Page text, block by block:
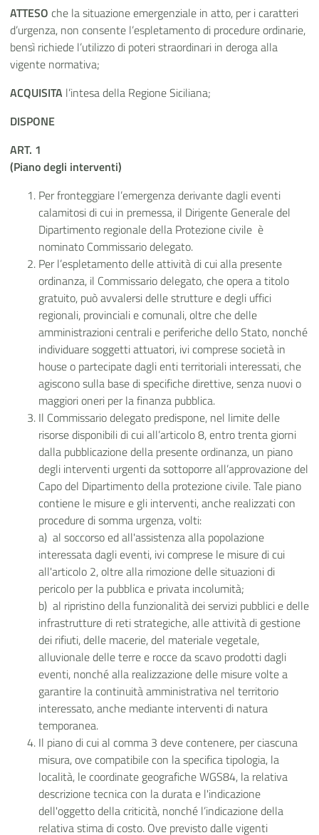
ATTESO che la situazione emergenziale in atto, per i caratteri
d’urgenza, non consente l’espletamento di procedure ordinarie,
bensì richiede l’utilizzo di poteri straordinari in deroga alla
vigente normativa;
ACQUISITA l’intesa della Regione Siciliana;
DISPONE
ART. 1
(Piano degli interventi)
Per fronteggiare l’emergenza derivante dagli eventi
calamitosi di cui in premessa, il Dirigente Generale del
Dipartimento regionale della Protezione civile è
nominato Commissario delegato.
Per l’espletamento delle attività di cui alla presente
ordinanza, il Commissario delegato, che opera a titolo
gratuito, può avvalersi delle strutture e degli uffici
regionali, provinciali e comunali, oltre che delle
amministrazioni centrali e periferiche dello Stato, nonché
individuare soggetti attuatori, ivi compresesocietà in
house o partecipate dagli enti territoriali interessati, che
agiscono sulla base di specifiche direttive, senza nuovi o
maggiori oneri per la finanza pubblica.
Il Commissario delegato predispone, nel limite delle
risorse disponibili di cui all’articolo 8, entro trenta giorni
dalla pubblicazione della presente ordinanza, un piano
degli interventi urgenti da sottoporre all’approvazione del
Capo del Dipartimento della protezione civile. Tale piano
contiene le misure e gli interventi, anche realizzati con
procedure di somma urgenza, volti:
a) al soccorso ed all'assistenza alla popolazione
interessata dagli eventi, ivi comprese le misure di cui
all'articolo 2, oltre alla rimozione delle situazioni di
pericolo per la pubblica e privata incolumità;
b) al ripristino della funzionalità dei servizi pubblici e delle
infrastrutture di reti strategiche, alle attività di gestione
dei rifiuti, delle macerie, del materiale vegetale,
alluvionale delle terre e rocce da scavo prodotti dagli
eventi, nonché alla realizzazione delle misure volte a
garantire la continuità amministrativa nel territorio
interessato, anche mediante interventi di natura
temporanea.
Il piano di cui al comma 3 deve contenere, per ciascuna
misura, ove compatibile con la specifica tipologia, la
località, le coordinate geografiche WGS84, la relativa
descrizione tecnica con la durata e l'indicazione
dell'oggetto della criticità, nonché l’indicazione della
relativa stima di costo. Ove previsto dalle vigenti